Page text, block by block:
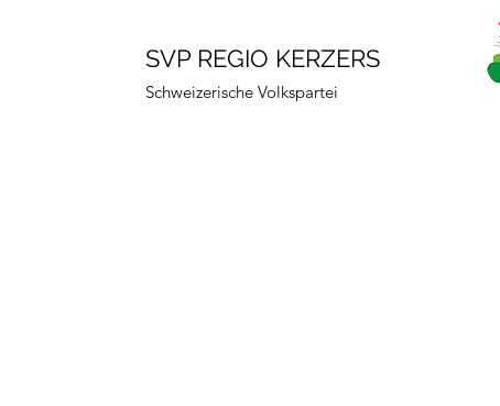
SVP REGIO KERZERS
Schweizerische Volkspartei